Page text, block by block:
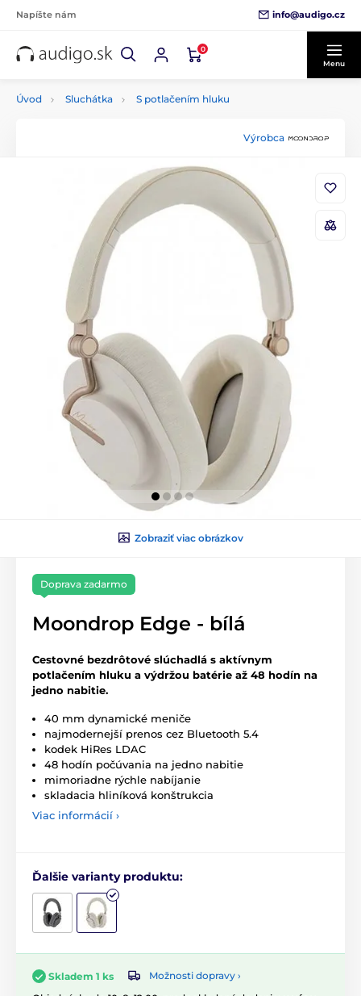
Napíšte nám info@audigo.cz
0
Menu
Úvod Sluchátka S potlačením hluku
Výrobca
Zobraziť viac obrázkov
Doprava zadarmo
Moondrop Edge - bílá
Cestovné bezdrôtové slúchadlá s aktívnym
potlačením hluku a výdržou batérie až 48 hodín na
jedno nabitie.
40 mm dynamické meniče
najmodernejší prenos cez Bluetooth 5.4
kodek HiRes LDAC
48 hodín počúvania na jedno nabitie
mimoriadne rýchle nabíjanie
skladacia hliníková konštrukcia
Viac informácií ›
Ďalšie varianty produktu:
Skladem 1 ks
Možnosti dopravy ›